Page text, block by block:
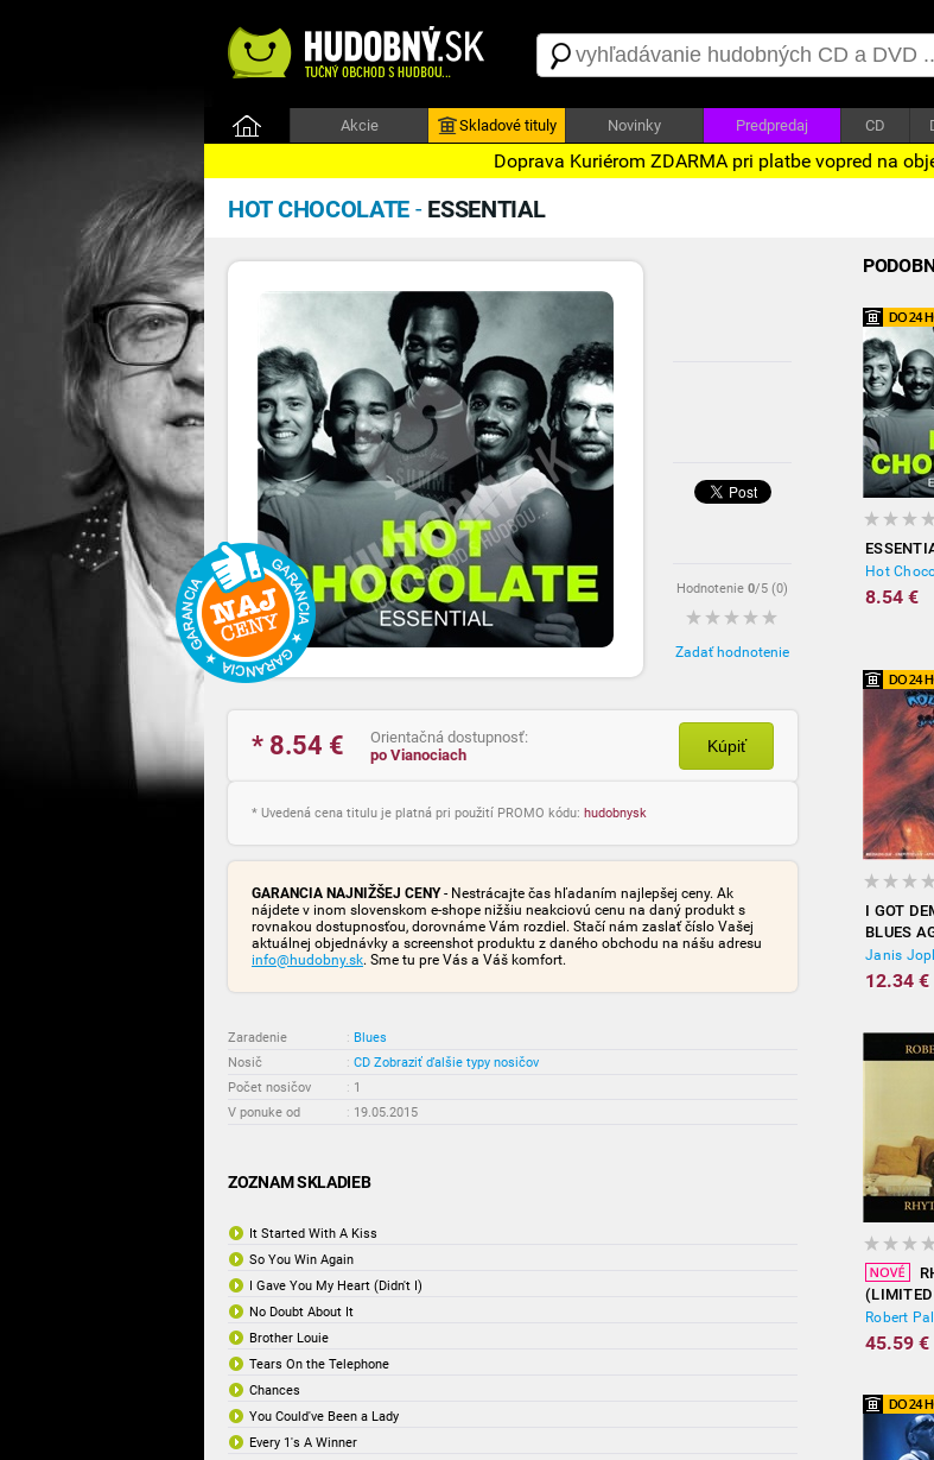
Akcie Skladové tituly Novinky Predpredaj CD
Doprava Kuriérom ZDARMA pri platbe vopred na
HOT CHOCOLATE - ESSENTIAL
Hodnotenie 0/5 (0)
Zadať hodnotenie
* 8.54 €
Orientačná dostupnosť:
po Vianociach
Kúpiť
* Uvedená cena titulu je platná pri použití PROMO kódu: hudobnysk
GARANCIA NAJNIŽŠEJ CENY- Nestrácajte čas hľadaním najlepšej ceny. Ak
nájdete v inom slovenskom e-shope nižšiu neakciovú cenu na daný produkt s
rovnakou dostupnosťou, dorovnáme Vám rozdiel. Stačí nám zaslať číslo Vašej
aktuálnej objednávky a screenshot produktu z daného obchodu na nášu adresu
info@hudobny.sk. Sme tu pre Vás a Váš komfort.
Zaradenie : Blues
Nosič
: CD Zobraziť ďalšie typy nosičov
Počet nosičov
: 1
V ponuke od
: 19.05.2015
ZOZNAM SKLADIEB
It Started With A Kiss
So You Win Again
I Gave You My Heart (Didn't I)
No Doubt About It
Brother Louie
Tears On the Telephone
Chances
You Could've Been a Lady
Every 1's A Winner
Hot
8.54 €
I GOT
BLUES
Janis
12.34 €
Robert
45.59 €